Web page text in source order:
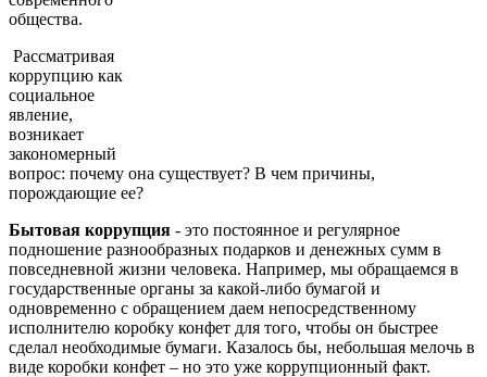
общества.
Рассматривая
коррупцию как
социальное
явление,
возникает
закономерный
вопрос: почему она существует? В чем причины,
порождающие ее?
Бытовая коррупция - это постоянное и регулярное
подношение разнообразных подарков и денежных сумм в
повседневной жизни человека. Например, мы обращаемся в
государственные органы за какой-либо бумагой и
одновременно с обращением даем непосредственному
исполнителю коробку конфет для того, чтобы он быстрее
сделал необходимые бумаги. Казалось бы, небольшая мелочь в
виде коробки конфет – но это уже коррупционный факт.